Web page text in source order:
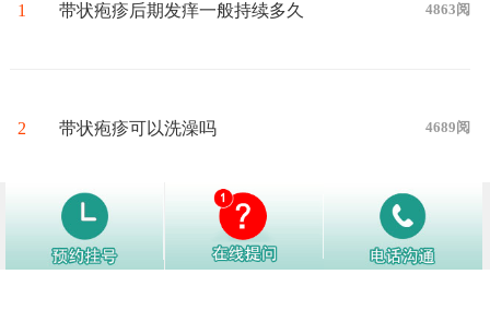
1 带状疱疹后期发痒一般持续多久 4863阅
2 带状疱疹可以洗澡吗 4689阅
生殖器疱疹终身携带吗？ 4681阅